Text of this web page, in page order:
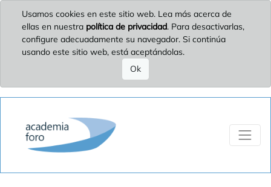
Usamos cookies en este sitio web. Lea más acerca de
ellas en nuestra política de privacidad. Para desactivarlas,
configure adecuadamente su navegador. Si continúa
usando este sitio web, está aceptándolas.
Ok